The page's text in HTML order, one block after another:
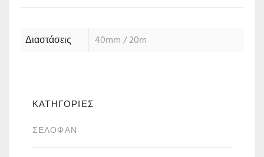
Διαστάσεις 40mm / 20m
ΚΑΤΗΓΟΡΙΕΣ
ΣΕΛΟΦΆΝ